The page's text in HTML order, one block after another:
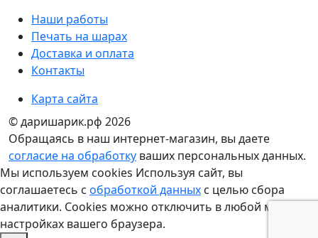
Наши работы
Печать на шарах
Доставка и оплата
Контакты
Карта сайта
© даришарик.рф 2026
Обращаясь в наш интернет-магазин, вы даете
согласие на обработку ваших персональных данных.
Мы используем cookies Используя сайт, вы
соглашаетесь с обработкой данных с целью сбора
аналитики. Cookies можно отключить в любой момент в
настройках вашего браузера.